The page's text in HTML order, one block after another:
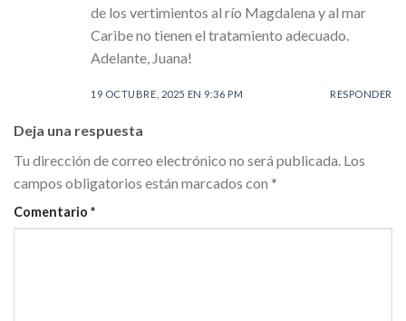
de los vertimientos al río Magdalena y al mar
Caribe no tienen el tratamiento adecuado.
Adelante, Juana!
19 OCTUBRE, 2025 EN 9:36 PM RESPONDER
Deja una respuesta
Tu dirección de correo electrónico no será publicada. Los
campos obligatorios están marcados con *
Comentario *